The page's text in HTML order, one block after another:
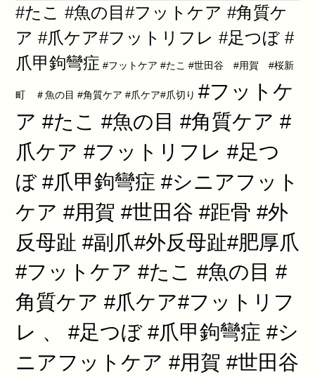
#たこ #魚の目#フットケア #角質ケ
ア #爪ケア#フットリフレ #足つぼ #
爪甲鉤彎症 #フットケア #たこ #世田谷 #用賀 #桜新
町 ＃魚の目 #角質ケア #爪ケア#爪切り #フットケ
ア #たこ #魚の目 #角質ケア #
爪ケア #フットリフレ #足つ
ぼ #爪甲鉤彎症 #シニアフット
ケア #用賀 #世田谷 #距骨 #外
反母趾 #副爪#外反母趾#肥厚爪
#フットケア #たこ #魚の目 #
角質ケア #爪ケア#フットリフ
レ 、 #足つぼ #爪甲鉤彎症 #シ
ニアフットケア #用賀 #世田谷